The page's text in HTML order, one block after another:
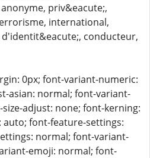
priv&eacute;,
international,
conducteur,
0px; font-variant-numeric:
asian: normal; font-variant-
adjust: none; font-kerning:
font-feature-settings:
normal; font-variant-
emoji: normal; font-